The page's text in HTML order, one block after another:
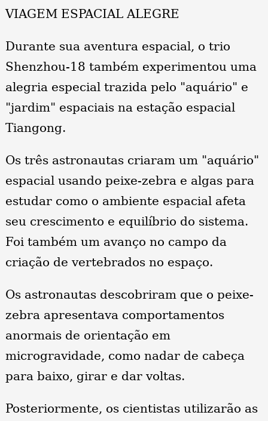
VIAGEM ESPACIAL ALEGRE
Durante sua aventura espacial, o trio
Shenzhou-18 também experimentou uma
alegria especial trazida pelo "aquário" e
"jardim" espaciais na estação espacial
Tiangong.
Os três astronautas criaram um "aquário"
espacial usando peixe-zebra e algas para
estudar como o ambiente espacial afeta
seu crescimento e equilíbrio do sistema.
Foi também um avanço no campo da
criação de vertebrados no espaço.
Os astronautas descobriram que o peixe-
zebra apresentava comportamentos
anormais de orientação em
microgravidade, como nadar de cabeça
para baixo, girar e dar voltas.
Posteriormente, os cientistas utilizarão as